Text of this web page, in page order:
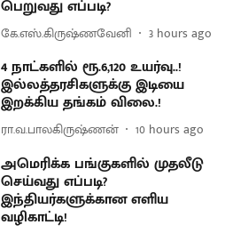
பெறுவது எப்படி?
கே.எஸ்.கிருஷ்ணவேனி 3 hours ago
4 நாட்களில் ரூ.6,120 உயர்வு..!
இல்லத்தரசிகளுக்கு இடியை
இறக்கிய தங்கம் விலை.!
ரா.வ.பாலகிருஷ்ணன் 10 hours ago
அமெரிக்க பங்குகளில் முதலீடு
செய்வது எப்படி?
இந்தியர்களுக்கான எளிய
வழிகாட்டி!